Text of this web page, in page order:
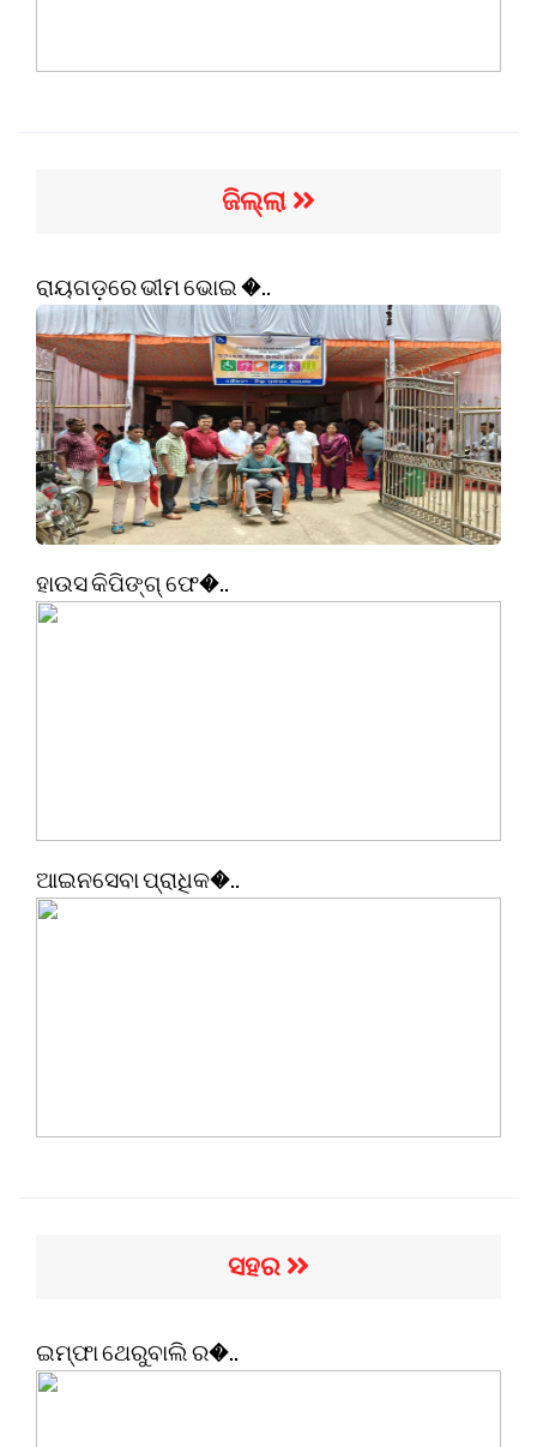
ଜିଲ୍ଲା
ରାୟଗଡ଼ରେ ଭୀମ ଭୋଇ �..
ହାଉସ କିପିଙ୍ଗ୍ ଫେ�..
ଆଇନସେବା ପ୍ରାଧିକ�..
ସହର
ଇମ୍ଫା ଥେରୁବାଲି ର�..